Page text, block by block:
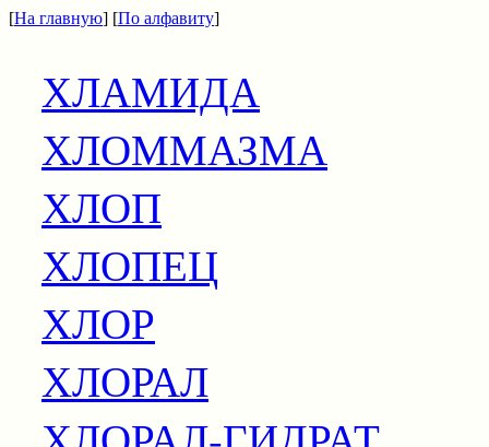
[На главную] [По алфавиту]
ХЛАМИДА
ХЛОММАЗМА
ХЛОП
ХЛОПЕЦ
ХЛОР
ХЛОРАЛ